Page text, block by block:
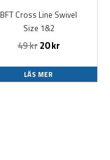
BFT Cross Line Swivel
Size 1&2
49kr20kr
LÄS MER